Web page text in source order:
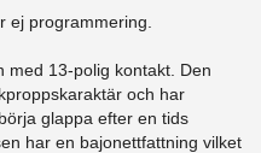
ej programmering.
med 13-polig kontakt. Den
och har
glappa efter en tids
har en bajonettfattning vilket